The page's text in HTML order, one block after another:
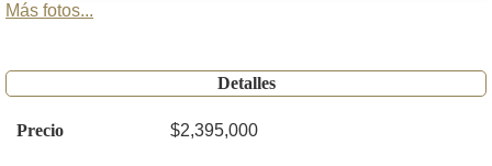
Más fotos...
Detalles
Precio $2,395,000